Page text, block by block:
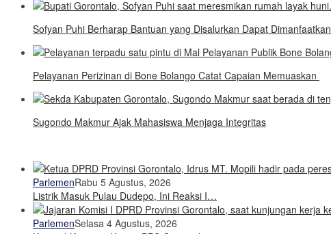
Sofyan Puhi Berharap Bantuan yang Disalurkan Dapat Dimanfaatkan
Pelayanan Perizinan di Bone Bolango Catat Capaian Memuaskan
Sugondo Makmur Ajak Mahasiswa Menjaga Integritas
ParlemenRabu 5 Agustus, 2026
Listrik Masuk Pulau Dudepo, Ini Reaksi I…
ParlemenSelasa 4 Agustus, 2026